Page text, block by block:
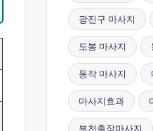
광진구 마사지
도봉 마사지
동작 마사지
마사지효과
부천출장마사지